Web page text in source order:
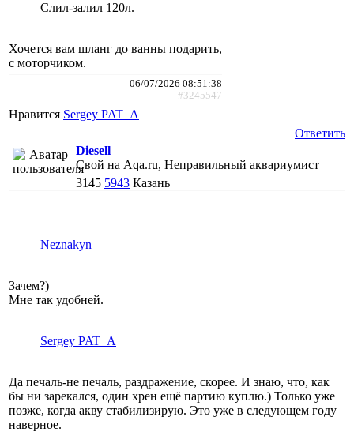
Слил-залил 120л.
Хочется вам шланг до ванны подарить,
с моторчиком.
06/07/2026 08:51:38
#3245547
Нравится Sergey PAT_A
Ответить
Diesell
Свой на Aqa.ru, Неправильный аквариумист
3145 5943 Казань
Neznakyn
Зачем?)
Мне так удобней.
Sergey PAT_A
Да печаль-не печаль, раздражение, скорее. И знаю, что, как
бы ни зарекался, один хрен ещё партию куплю.) Только уже
позже, когда акву стабилизирую. Это уже в следующем году
наверное.